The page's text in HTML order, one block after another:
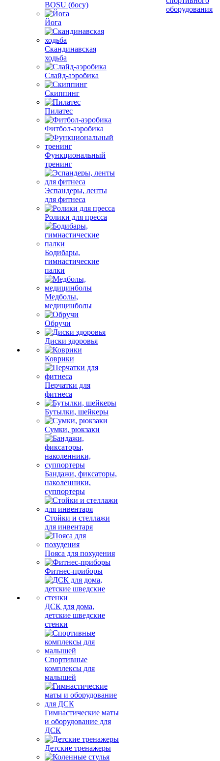
BOSU (босу)
Йога
Скандинавская
ходьба
Слайд-аэробика
Скиппинг
Пилатес
Фитбол-аэробика
Функциональный
тренинг
Эспандеры, ленты
для фитнеса
Ролики для пресса
Бодибары,
гимнастические
палки
Медболы,
медицинболы
Обручи
Диски здоровья
Коврики
Перчатки для
фитнеса
Бутылки, шейкеры
Сумки, рюкзаки
Бандажи, фиксаторы,
наколенники,
суппортеры
Стойки и стеллажи
для инвентаря
Пояса для похудения
Фитнес-приборы
ДСК для дома,
детские шведские
стенки
Спортивные
комплексы для
малышей
Гимнастические маты
и оборудование для
ДСК
Детские тренажеры
оборудования